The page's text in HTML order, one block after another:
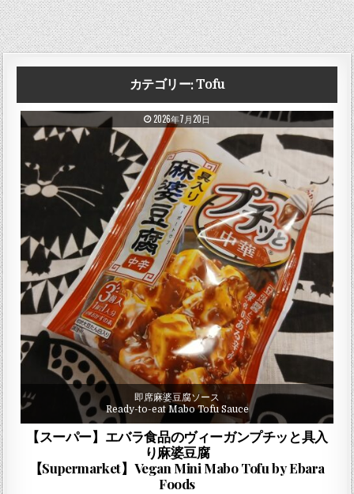
カテゴリー:Tofu
PUBLISHED DATE:
2026年7月20日
即席麻婆豆腐ソース
Ready-to-eat Mabo Tofu Sauce
【スーパー】エバラ食品のヴィーガンプチッと具入
り麻婆豆腐
【Supermarket】Vegan Mini Mabo Tofu by Ebara
Foods